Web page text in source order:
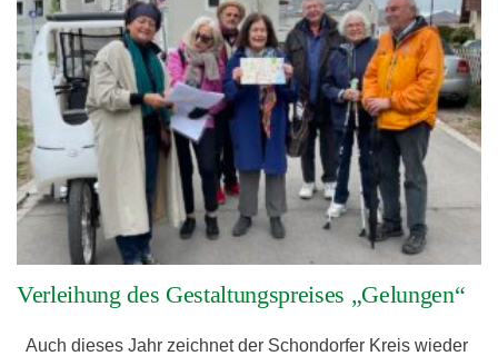
Verleihung des Gestaltungspreises „Gelungen“
Auch dieses Jahr zeichnet der Schondorfer Kreis wieder